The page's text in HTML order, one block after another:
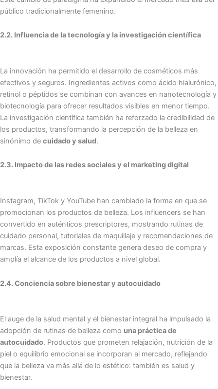
público tradicionalmente femenino.
2.2. Influencia de la tecnología y la investigación científica
La innovación ha permitido el desarrollo de cosméticos más
efectivos y seguros. Ingredientes activos como ácido hialurónico,
retinol o péptidos se combinan con avances en nanotecnología y
biotecnología para ofrecer resultados visibles en menor tiempo.
La investigación científica también ha reforzado la credibilidad de
los productos, transformando la percepción de la belleza en
sinónimo de cuidado y salud.
2.3. Impacto de las redes sociales y el marketing digital
Instagram, TikTok y YouTube han cambiado la forma en que se
promocionan los productos de belleza. Los influencers se han
convertido en auténticos prescriptores, mostrando rutinas de
cuidado personal, tutoriales de maquillaje y recomendaciones de
marcas. Esta exposición constante genera deseo de compra y
amplía el alcance de los productos a nivel global.
2.4. Conciencia sobre bienestar y autocuidado
El auge de la salud mental y el bienestar integral ha impulsado la
adopción de rutinas de belleza como una práctica de
autocuidado. Productos que prometen relajación, nutrición de la
piel o equilibrio emocional se incorporan al mercado, reflejando
que la belleza va más allá de lo estético: también es salud y
bienestar.